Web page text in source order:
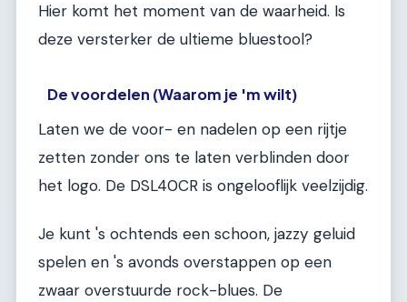
Hier komt het moment van de waarheid. Is
deze versterker de ultieme bluestool?
De voordelen (Waarom je 'm wilt)
Laten we de voor- en nadelen op een rijtje
zetten zonder ons te laten verblinden door
het logo. De DSL40CR is ongelooflijk veelzijdig.
Je kunt 's ochtends een schoon, jazzy geluid
spelen en 's avonds overstappen op een
zwaar overstuurde rock-blues. De